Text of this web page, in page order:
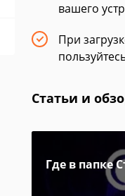
вашего
При
Статьи и
Где в папке